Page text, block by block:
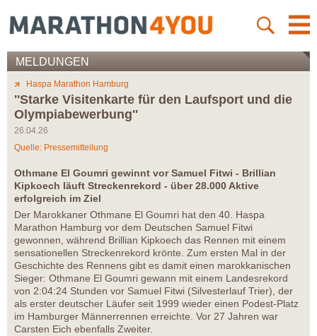
MELDUNGEN
Haspa Marathon Hamburg
''Starke Visitenkarte für den Laufsport und die
Olympiabewerbung''
26.04.26
Quelle: Pressemitteilung
Othmane El Goumri gewinnt vor Samuel Fitwi - Brillian
Kipkoech läuft Streckenrekord - über 28.000 Aktive
erfolgreich im Ziel
Der Marokkaner Othmane El Goumri hat den 40. Haspa
Marathon Hamburg vor dem Deutschen Samuel Fitwi
gewonnen, während Brillian Kipkoech das Rennen mit einem
sensationellen Streckenrekord krönte. Zum ersten Mal in der
Geschichte des Rennens gibt es damit einen marokkanischen
Sieger: Othmane El Goumri gewann mit einem Landesrekord
von 2:04:24 Stunden vor Samuel Fitwi (Silvesterlauf Trier), der
als erster deutscher Läufer seit 1999 wieder einen Podest-Platz
im Hamburger Männerrennen erreichte. Vor 27 Jahren war
Carsten Eich ebenfalls Zweiter.